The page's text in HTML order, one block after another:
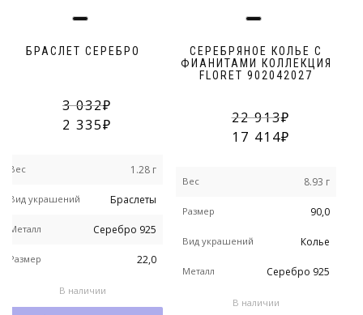
БРАСЛЕТ СЕРЕБРО
3 032
2 335
Вес 1.28 г
Вид украшений Браслеты
Металл Серебро 925
Размер 22,0
В наличии
СЕРЕБРЯНОЕ КОЛЬЕ С
ФИАНИТАМИ КОЛЛЕКЦИЯ
FLORET 902042027
22 913
17 414
Вес 8.93 г
Размер 90,0
Вид украшений Колье
Металл Серебро 925
В наличии